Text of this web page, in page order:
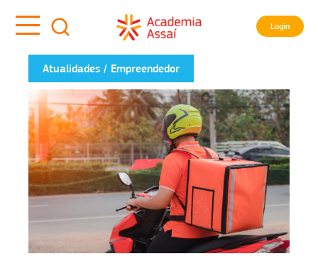
Login
Atualidades Empreendedor